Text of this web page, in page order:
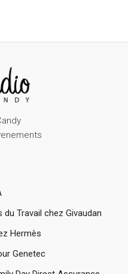
Travail chez Givaudan
Hermès
Genetec